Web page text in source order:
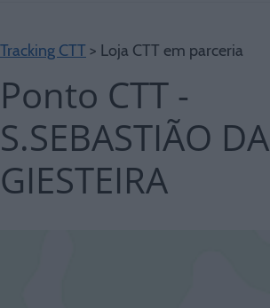
Tracking CTT > Loja CTT em parceria
Ponto CTT -
S.SEBASTIÃO DA
GIESTEIRA